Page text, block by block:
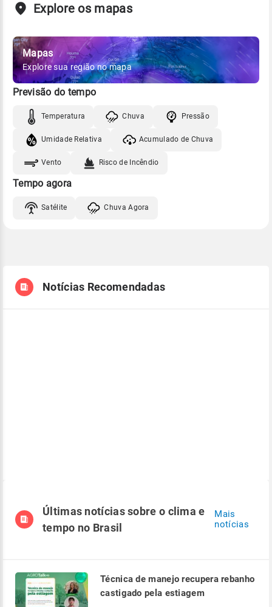
Explore os mapas
Mapas
Explore sua região no mapa
Previsão do tempo
Temperatura Chuva Pressão
Umidade Relativa Acumulado de Chuva
Vento Risco de Incêndio
Tempo agora
Satélite Chuva Agora
Notícias Recomendadas
Últimas notícias sobre o clima e
tempo no Brasil
Mais
notícias
Técnica de manejo recupera rebanho
castigado pela estiagem